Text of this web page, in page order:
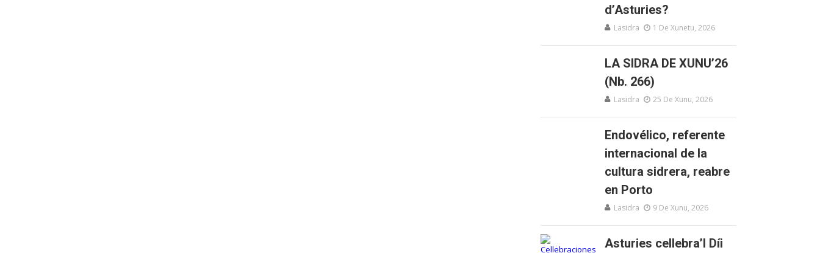
d’Asturies?
Lasidra 1 De Xunetu, 2026
LA SIDRA DE XUNU’26
(Nb. 266)
Lasidra 25 De Xunu, 2026
Endovélico, referente
internacional de la
cultura sidrera, reabre
en Porto
Lasidra 9 De Xunu, 2026
Asturies cellebra’l Díi